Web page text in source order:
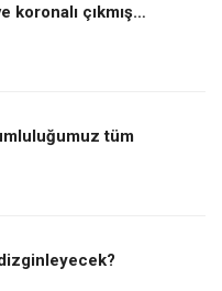
koronalı çıkmış…
tüm